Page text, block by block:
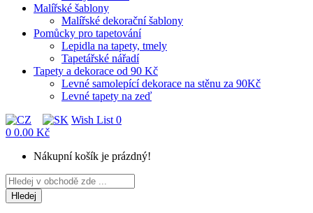
Malířské šablony
Malířské dekorační šablony
Pomůcky pro tapetování
Lepidla na tapety, tmely
Tapetářské nářadí
Tapety a dekorace od 90 Kč
Levné samolepící dekorace na stěnu za 90Kč
Levné tapety na zeď
Wish List 0
0 0.00 Kč
Nákupní košík je prázdný!
Hledej